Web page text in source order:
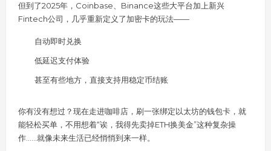
但到了2025年，Coinbase、Binance这些大平台加上新兴
Fintech公司，几乎重新定义了加密卡的玩法——
自动即时兑换
低延迟支付体验
甚至有些地方，直接支持用稳定币结账
你有没有想过？现在走进咖啡店，刷一张绑定以太坊的钱包卡，就
能轻松买单，不用想着“诶，我得先卖掉ETH换美金”这种复杂操
作……就像未来生活已经悄悄到来一样。